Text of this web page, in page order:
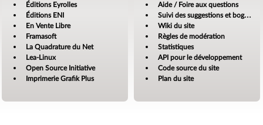
Éditions Eyrolles
Éditions ENI
En Vente Libre
Framasoft
La Quadrature du Net
Lea-Linux
Open Source Initiative
Imprimerie Grafik Plus
Aide / Foire aux questions
Suivi des suggestions et bogues
Wiki du site
Règles de modération
Statistiques
API pour le développement
Code source du site
Plan du site